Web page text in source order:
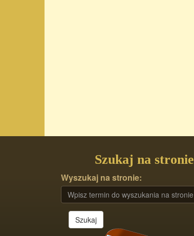
Szukaj na stronie
Wyszukaj na stronie:
Szukaj